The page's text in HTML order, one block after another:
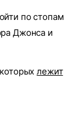
по стопам
Джонса и
лежит